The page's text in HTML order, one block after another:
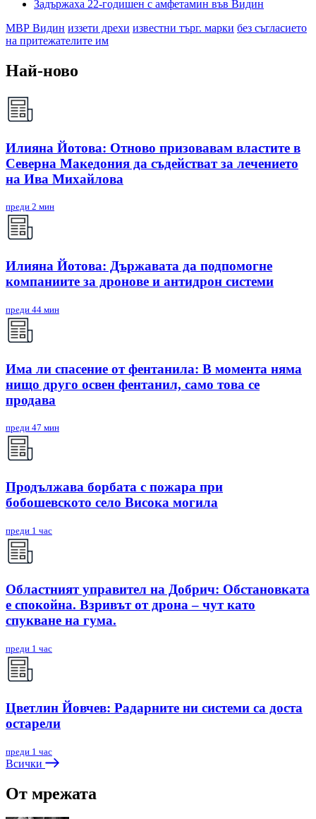
Задържаха 22-годишен с амфетамин във Видин
МВР Видин иззети дрехи известни търг. марки без съгласието
на притежателите им
Най-ново
Илияна Йотова: Отново призовавам властите в
Северна Македония да съдействат за лечението
на Ива Михайлова
преди 2 мин
Илияна Йотова: Държавата да подпомогне
компаниите за дронове и антидрон системи
преди 44 мин
Има ли спасение от фентанила: В момента няма
нищо друго освен фентанил, само това се
продава
преди 47 мин
Продължава борбата с пожара при
бобошевското село Висока могила
преди 1 час
Областният управител на Добрич: Обстановката
е спокойна. Взривът от дрона – чут като
спукване на гума.
преди 1 час
Цветлин Йовчев: Радарните ни системи са доста
остарели
преди 1 час
Всички
От мрежата